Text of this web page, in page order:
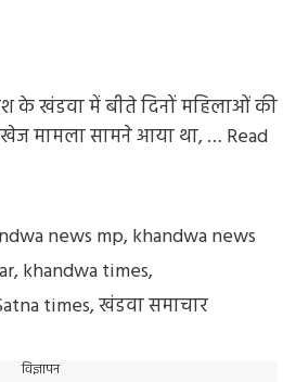
के खंडवा में बीते दिनों महिलाओं की
मामला सामने आया था, … Read
news mp,khandwa news
,khandwa times,
times,खंडवा समाचार
विज्ञापन